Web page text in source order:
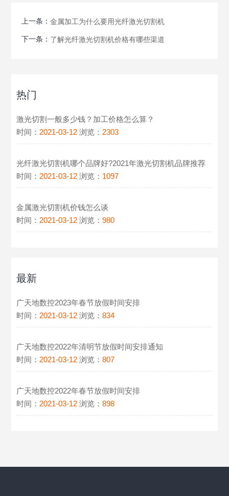
上一条：金属加工为什么要用光纤激光切割机
下一条： 了解光纤激光切割机价格有哪些渠道
热门
激光切割一般多少钱？加工价格怎么算？
时间： 2021-03-12 浏览： 2303
光纤激光切割机哪个品牌好?2021年激光切割机品牌推荐
时间： 2021-03-12 浏览： 1097
金属激光切割机价钱怎么谈
时间： 2021-03-12 浏览：980
最新
广天地数控2023年春节放假时间安排
时间： 2021-03-12 浏览：834
广天地数控2022年清明节放假时间安排通知
时间： 2021-03-12 浏览：807
广天地数控2022年春节放假时间安排
时间： 2021-03-12 浏览：898